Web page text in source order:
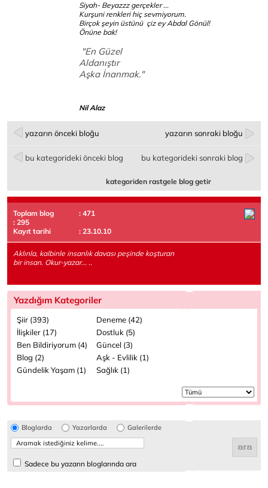
Siyah- Beyazzz gerçekler ...
Kurşuni renkleri hiç sevmiyorum.
Birçok şeyin üstünü çiz ey Abdal Gönül!
Önüne bak!
"En Güzel
Aldanıştır
Aşka İnanmak."
Nil Alaz
yazarın önceki bloğu yazarın sonraki bloğu
bu kategorideki önceki blog bu kategorideki sonraki blog
kategoriden rastgele blog getir
Toplam blog
: 471
: 295
Kayıt tarihi
: 23.10.10
Aklınla, kalbinle insanlık davası peşinde koşturan
bir insan. Okur-yazar... ..
Yazdığım Kategoriler
Şiir (393)
Deneme (42)
İlişkiler (17)
Dostluk (5)
Ben Bildiriyorum (4)
Güncel (3)
Blog (2)
Aşk - Evlilik (1)
Gündelik Yaşam (1)
Sağlık (1)
Bloglarda Yazarlarda Galerilerde
Sadece bu yazarın bloglarında ara